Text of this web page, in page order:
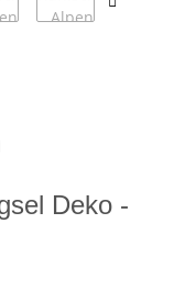
Deko -